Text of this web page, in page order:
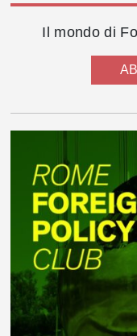
Il mondo di